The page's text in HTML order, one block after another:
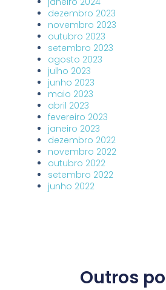
dezembro 2023
novembro 2023
outubro 2023
setembro 2023
agosto 2023
julho 2023
junho 2023
maio 2023
abril 2023
fevereiro 2023
janeiro 2023
dezembro 2022
novembro 2022
outubro 2022
setembro 2022
junho 2022
Outros